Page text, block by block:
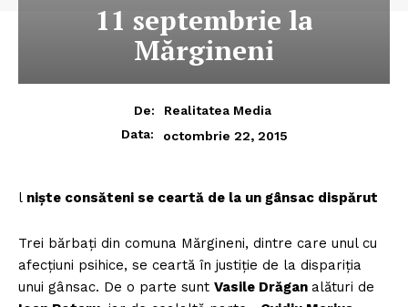
11 septembrie la
Mărgineni
De:
Realitatea Media
Data:
octombrie 22, 2015
l nişte consăteni se ceartă de la un gânsac dispărut
Trei bărbaţi din comuna Mărgineni, dintre care unul cu
afecţiuni psihice, se ceartă în justiţie de la dispariţia
unui gânsac. De o parte sunt Vasile Drăgan alături de